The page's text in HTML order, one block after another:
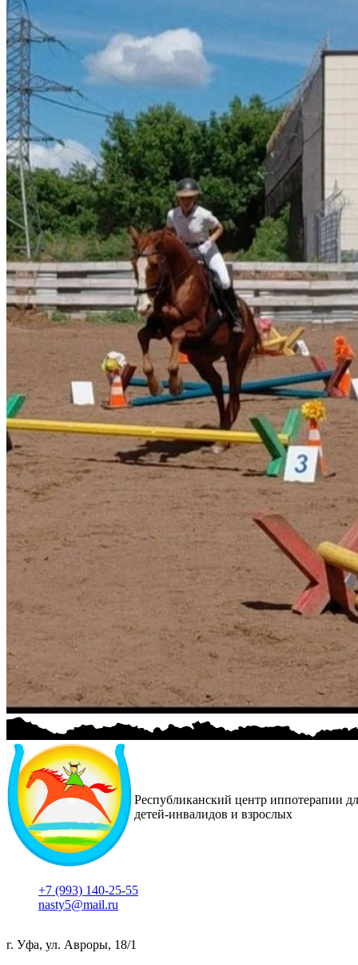
Республиканский центр иппотерапии
детей-инвалидов и взрослых
+7 (993) 140-25-55
nasty5@mail.ru
г. Уфа, ул. Авроры, 18/1